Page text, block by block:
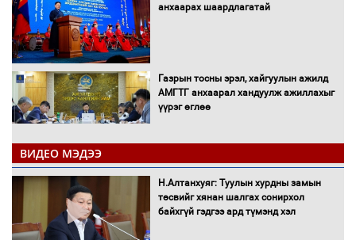
анхаарах шаардлагатай
Газрын тосны эрэл, хайгуулын ажилд
АМГТГ анхаарал хандуулж ажиллахыг
үүрэг өглөө
Н.Номтойбаяр: Орон нутаг хөгжихөд
чөдөр болж буй хууль, эрхзүйн орчныг
шинэчилнэ
ВИДЕО МЭДЭЭ
Н.Алтанхуяг: Туулын хурдны замын
төсвийг хянан шалгах сонирхол
байхгүй гэдгээ ард түмэнд хэл